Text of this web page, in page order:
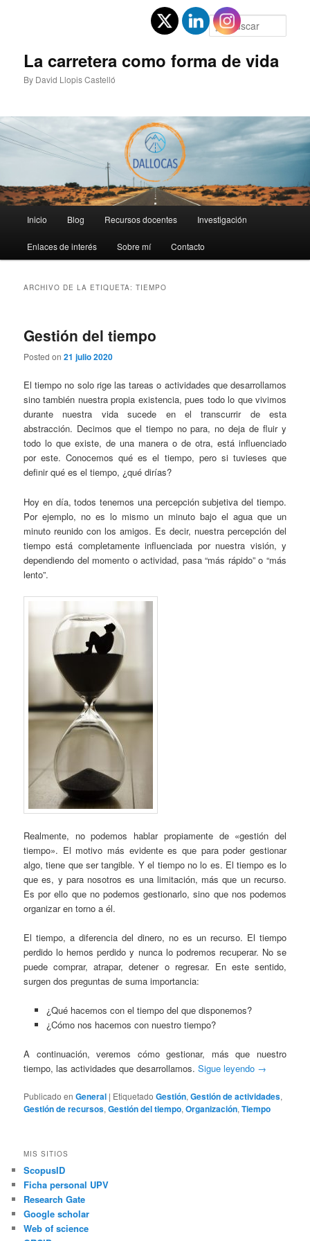
La carretera como forma de vida
By David Llopis Castelló
principal
Inicio Blog Recursos docentes Investigación
Enlaces de interés Sobre mí Contacto
ARCHIVO DE LA ETIQUETA:TIEMPO
Gestión del tiempo
Posted on21 julio 2020
El tiempo no solo rige las tareas o actividades que desarrollamos
sino también nuestra propia existencia, pues todo lo que vivimos
durante nuestra vida sucede en el transcurrir de esta
abstracción. Decimos que el tiempo no para, no deja de fluir y
todo lo que existe, de una manera o de otra, está influenciado
por este. Conocemos qué es el tiempo, pero si tuvieses que
definir qué es el tiempo, ¿qué dirías?
Hoy en día, todos tenemos una percepción subjetiva del tiempo.
Por ejemplo, no es lo mismo un minuto bajo el agua que un
minuto reunido con los amigos. Es decir, nuestra percepción del
tiempo está completamente influenciada por nuestra visión, y
dependiendo del momento o actividad, pasa “más rápido” o “más
lento”.
Realmente, no podemos hablar propiamente de «gestión del
tiempo». El motivo más evidente es que para poder gestionar
algo, tiene que ser tangible. Y el tiempo no lo es. El tiempo es lo
que es, y para nosotros es una limitación, más que un recurso.
Es por ello que no podemos gestionarlo, sino que nos podemos
organizar en torno a él.
El tiempo, a diferencia del dinero, no es un recurso. El tiempo
perdido lo hemos perdido y nunca lo podremos recuperar. No se
puede comprar, atrapar, detener o regresar. En este sentido,
surgen dos preguntas de suma importancia:
¿Qué hacemos con el tiempo del que disponemos?
¿Cómo nos hacemos con nuestro tiempo?
A continuación, veremos cómo gestionar, más que nuestro
tiempo, las actividades que desarrollamos.Sigue leyendo →
Publicado en General | Etiquetado Gestión,Gestión de actividades,
Gestión de recursos,Gestión del tiempo,Organización,Tiempo
MIS SITIOS
ScopusID
Ficha personal UPV
Research Gate
Google scholar
Web of science